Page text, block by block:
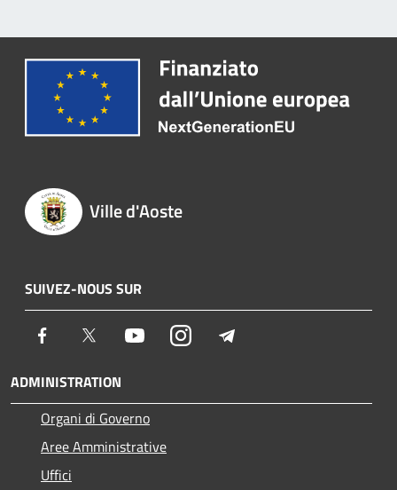
Ville d'Aoste
SUIVEZ-NOUS SUR
Facebook Twitter YoutubeInstagram
ADMINISTRATION
Organi di Governo
Aree Amministrative
Uffici